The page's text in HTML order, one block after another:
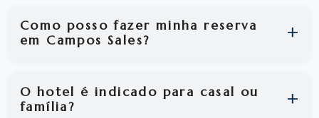
Como posso fazer minha reserva
em Campos Sales?
O hotel é indicado para casal ou
família?